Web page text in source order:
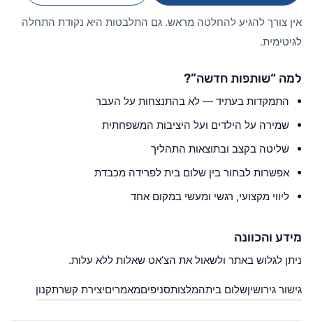
אין צורך להגיע להחלטה מראש. גם התלבטות היא נקודת התחלה
לגיטימית.
למה “שותפות חדשה”?
התמקדות בעתיד — לא בהתנצחות על העבר
שמירה על הילדים ועל היציבות המשפחתית
שליטה בקצב ובתוצאות התהליך
אפשרות לבחור בין שלום בית לפרידה מכבדת
ליווי מקצועי, רגשי ומעשי במקום אחד
מידע והכוונה
ניתן לגלוש באתר ולשאול את הצ’אט שאלות ללא עלות.
גישור גירושיןשלום ביתהמלצותסניפיםמאמריםיצירת קשרתקנון